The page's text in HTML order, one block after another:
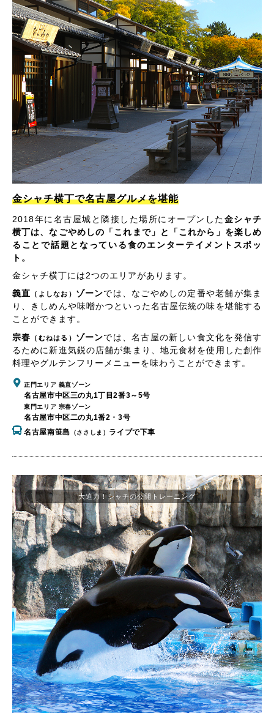
金シャチ横丁で名古屋グルメを堪能
2018年に名古屋城と隣接した場所にオープンした金シャチ
横丁は、なごやめしの「これまで」と「これから」を楽しめ
ることで話題となっている食のエンターテイメントスポッ
ト。
金シャチ横丁には2つのエリアがあります。
義直
（よしなお） ゾーンでは、なごやめしの定番や老舗が集ま
り、きしめんや味噌かつといった名古屋伝統の味を堪能する
ことができます。
宗春
（むねはる） ゾーンでは、名古屋の新しい食文化を発信す
るために新進気鋭の店舗が集まり、地元食材を使用した創作
料理やグルテンフリーメニューを味わうことができます。
正門エリア 義直ゾーン
名古屋市中区三の丸1丁目2番3～5号
東門エリア 宗春ゾーン
名古屋市中区二の丸1番2・3号
名古屋南笹島 （ささしま） ライブで下車
大迫力！シャチの公開トレーニング